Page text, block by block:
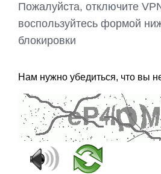
Пожалуйста, отключите
воспользуйтесь формой
блокировки
Нам нужно убедиться, что вы